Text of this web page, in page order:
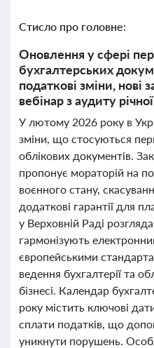
Стисло про головне:
Оновлення у сфері
бухгалтерських
податкові зміни, нові
вебінар з аудиту
У лютому 2026 року в
зміни, що стосуються
облікових документів.
пропонує мораторій на
воєнного стану,
додаткові гарантії для
у Верховній Раді
гармонізують
європейськими
ведення бухгалтерії та
бізнесі. Календар
року містить ключові
сплати податків, що
уникнути порушень.